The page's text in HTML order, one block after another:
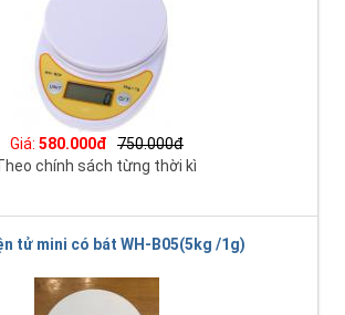
Giá: 580.000đ
750.000đ
chính sách từng thời kì
tử mini có bát WH-B05(5kg /1g)